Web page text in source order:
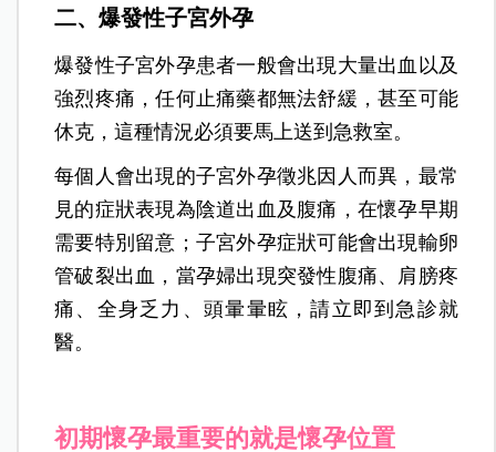
二、爆發性子宮外孕
爆發性子宮外孕患者一般會出現大量出血以及
強烈疼痛，任何止痛藥都無法舒緩，甚至可能
休克，這種情況必須要馬上送到急救室。
每個人會出現的子宮外孕徵兆因人而異，最常
見的症狀表現為陰道出血及腹痛，在懷孕早期
需要特別留意；子宮外孕症狀可能會出現輸卵
管破裂出血，當孕婦出現突發性腹痛、肩膀疼
痛、全身乏力、頭暈暈眩，請立即到急診就
醫。
初期懷孕最重要的就是懷孕位置